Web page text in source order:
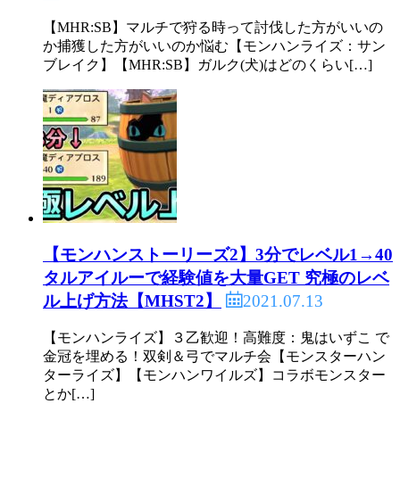
【MHR:SB】マルチで狩る時って討伐した方がいいの
か捕獲した方がいいのか悩む【モンハンライズ：サン
ブレイク】【MHR:SB】ガルク(犬)はどのくらい[…]
【モンハンストーリーズ2】3分でレベル1→40
タルアイルーで経験値を大量GET 究極のレベ
ル上げ方法【MHST2】
2021.07.13
【モンハンライズ】３乙歓迎！高難度：鬼はいずこ で
金冠を埋める！双剣＆弓でマルチ会【モンスターハン
ターライズ】【モンハンワイルズ】コラボモンスター
とか[…]